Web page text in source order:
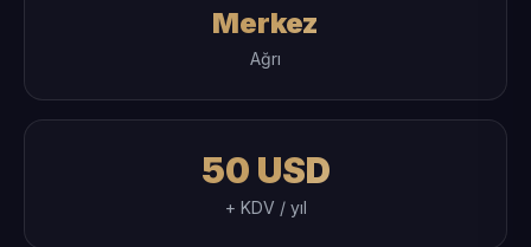
Merkez
Ağrı
50 USD
+ KDV / yıl